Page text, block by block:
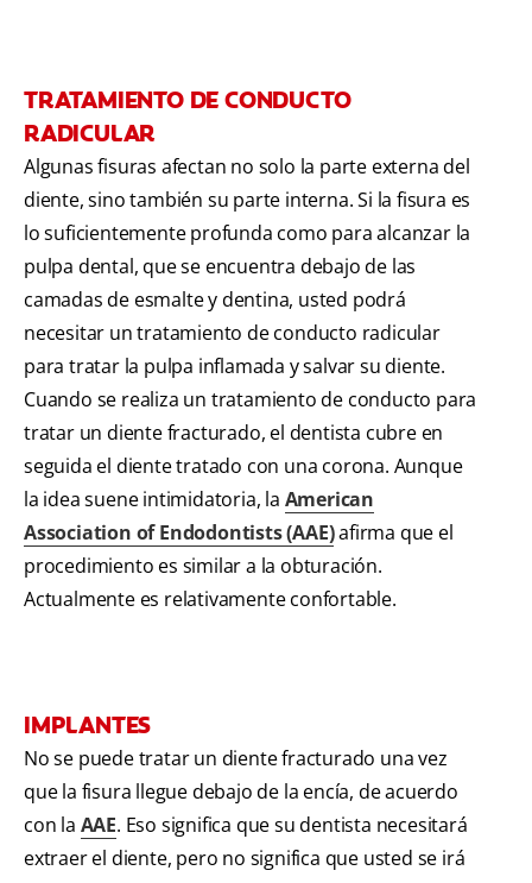
TRATAMIENTO DE CONDUCTO
RADICULAR
Algunas fisuras afectan no solo la parte externa del
diente, sino también su parte interna. Si la fisura es
lo suficientemente profunda como para alcanzar la
pulpa dental, que se encuentra debajo de las
camadas de esmalte y dentina, usted podrá
necesitar un tratamiento de conducto radicular
para tratar la pulpa inflamada y salvar su diente.
Cuando se realiza un tratamiento de conducto para
tratar un diente fracturado, el dentista cubre en
seguida el diente tratado con una corona. Aunque
la idea suene intimidatoria, la American
Association of Endodontists (AAE)afirma que el
procedimiento es similar a la obturación.
Actualmente es relativamente confortable.
IMPLANTES
No se puede tratar un diente fracturado una vez
que la fisura llegue debajo de la encía, de acuerdo
con la AAE. Eso significa que su dentista necesitará
extraer el diente, pero no significa que usted se irá